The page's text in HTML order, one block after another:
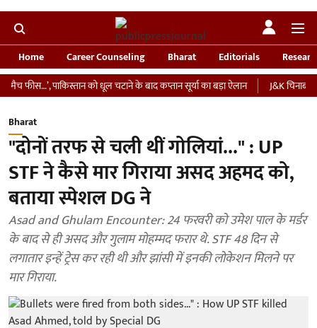
Home Career Counseling Bharat Editorials
पाकिस्तान को धूल चटाने के बाद कप्तान सूर्या का बड़ा ऐलान
J&K चिनाब नदी में जल
Bharat
"दोनों तरफ से चली थीं गोलियां..." : UP
STF ने कैसे मार गिराया असद अहमद को,
बताया स्पेशल DG ने
Asad and Ghulam Encounter: 24 फरवरी को उमेश पाल के मर्डर
के बाद से ही असद और गुलाम मोहम्मद फरार थे. STF 48 दिन से
लगातार इन्हें ट्रेस कर रही थी और झांसी में इनकी लोकेशन मिलने पर
मार गिराया.